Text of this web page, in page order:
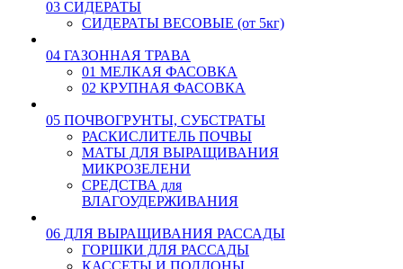
03 СИДЕРАТЫ
СИДЕРАТЫ ВЕСОВЫЕ (от 5кг)
04 ГАЗОННАЯ ТРАВА
01 МЕЛКАЯ ФАСОВКА
02 КРУПНАЯ ФАСОВКА
05 ПОЧВОГРУНТЫ, СУБСТРАТЫ
РАСКИСЛИТЕЛЬ ПОЧВЫ
МАТЫ ДЛЯ ВЫРАЩИВАНИЯ
МИКРОЗЕЛЕНИ
СРЕДСТВА для
ВЛАГОУДЕРЖИВАНИЯ
06 ДЛЯ ВЫРАЩИВАНИЯ РАССАДЫ
ГОРШКИ ДЛЯ РАССАДЫ
КАССЕТЫ И ПОДДОНЫ